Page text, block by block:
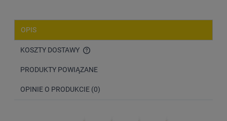
OPIS
KOSZTY DOSTAWY
PRODUKTY POWIĄZANE
OPINIE O PRODUKCIE (0)